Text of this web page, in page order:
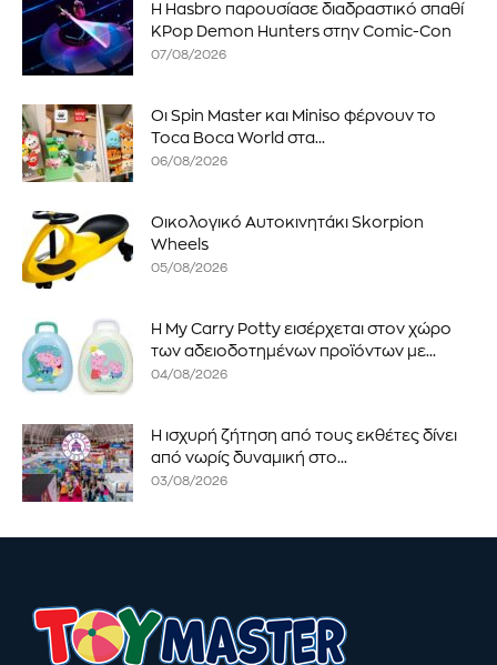
Η Hasbro παρουσίασε διαδραστικό σπαθί
KPop Demon Hunters στην Comic-Con
07/08/2026
Οι Spin Master και Miniso φέρνουν το
Toca Boca World στα...
06/08/2026
Οικολογικό Αυτοκινητάκι Skorpion
Wheels
05/08/2026
Η My Carry Potty εισέρχεται στον χώρο
των αδειοδοτημένων προϊόντων με...
04/08/2026
Η ισχυρή ζήτηση από τους εκθέτες δίνει
από νωρίς δυναμική στο...
03/08/2026